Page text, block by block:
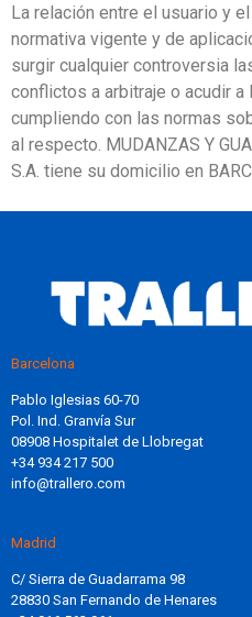
La relación entre el usuario y
normativa vigente y de
surgir cualquier controversia
conflictos a arbitraje o acudir a
cumpliendo con las normas
al respecto. MUDANZAS Y
S.A. tiene su domicilio en
Barcelona
Pablo Iglesias 60-70
Pol. Ind. Granvía Sur
08908 Hospitalet de Llobregat
+34 934 217 500
info@trallero.com
Madrid
C/ Sierra de Guadarrama 98
28830 San Fernando de Henares